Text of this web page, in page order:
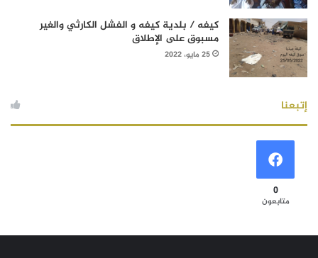
كيفه / بلدية كيفه و الفشل الكارثي والغير
مسبوق على الإطلاق
25 مايو، 2022
إتبعنا
0
متابعون